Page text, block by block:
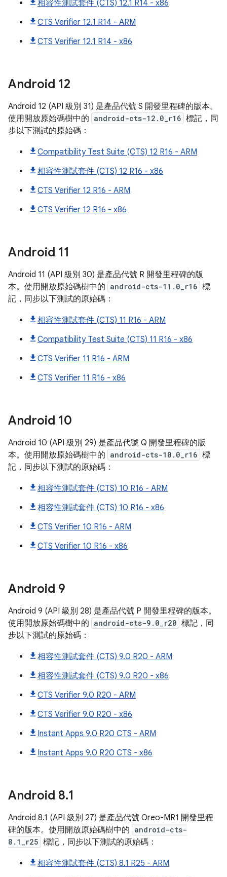
相容性測試套件 (CTS) 12.1 R14 - x86
CTS Verifier 12.1 R14 - ARM
CTS Verifier 12.1 R14 - x86
Android 12
Android 12 (API 級別 31) 是產品代號 S 開發里程碑的版本。
使用開放原始碼樹中的 android-cts-12.0_r16 標記，同
步以下測試的原始碼：
Compatibility Test Suite (CTS) 12 R16 - ARM
相容性測試套件 (CTS) 12 R16 - x86
CTS Verifier 12 R16 - ARM
CTS Verifier 12 R16 - x86
Android 11
Android 11 (API 級別 30) 是產品代號 R 開發里程碑的版
本。使用開放原始碼樹中的 android-cts-11.0_r16 標
記，同步以下測試的原始碼：
相容性測試套件 (CTS) 11 R16 - ARM
Compatibility Test Suite (CTS) 11 R16 - x86
CTS Verifier 11 R16 - ARM
CTS Verifier 11 R16 - x86
Android 10
Android 10 (API 級別 29) 是產品代號 Q 開發里程碑的版
本。使用開放原始碼樹中的 android-cts-10.0_r16 標
記，同步以下測試的原始碼：
相容性測試套件 (CTS) 10 R16 - ARM
相容性測試套件 (CTS) 10 R16 - x86
CTS Verifier 10 R16 - ARM
CTS Verifier 10 R16 - x86
Android 9
Android 9 (API 級別 28) 是產品代號 P 開發里程碑的版本。
使用開放原始碼樹中的 android-cts-9.0_r20 標記，同
步以下測試的原始碼：
相容性測試套件 (CTS) 9.0 R20 - ARM
相容性測試套件 (CTS) 9.0 R20 - x86
CTS Verifier 9.0 R20 - ARM
CTS Verifier 9.0 R20 - x86
Instant Apps 9.0 R20 CTS - ARM
Instant Apps 9.0 R20 CTS - x86
Android 8.1
Android 8.1 (API 級別 27) 是產品代號 Oreo-MR1 開發里程
碑的版本。使用開放原始碼樹中的 android-cts-
8.1_r25 標記，同步以下測試的原始碼：
相容性測試套件 (CTS) 8.1 R25 - ARM